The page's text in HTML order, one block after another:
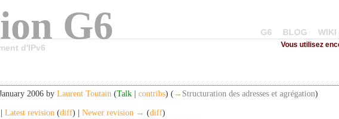
G6
d'IPv6
G6 BLOG WIKI
Vous utilisez
2006 by Laurent Toutain (Talk contribs) (→ Structuration des adresses et agrégation)
Latest revision (diff) | Newer revision → (diff)